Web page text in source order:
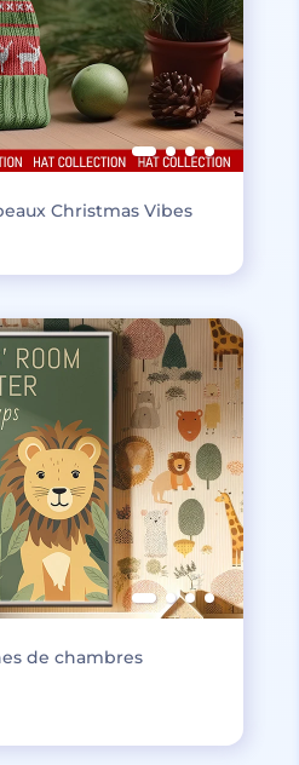
Christmas Vibes
de chambres